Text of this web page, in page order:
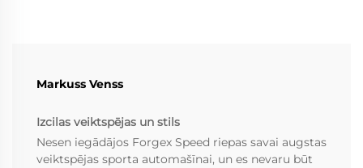
Markuss Venss
Izcilas veiktspējas un stils
Nesen iegādājos Forgex Speed riepas savai augstas
veiktspējas sporta automašīnai, un es nevaru būt